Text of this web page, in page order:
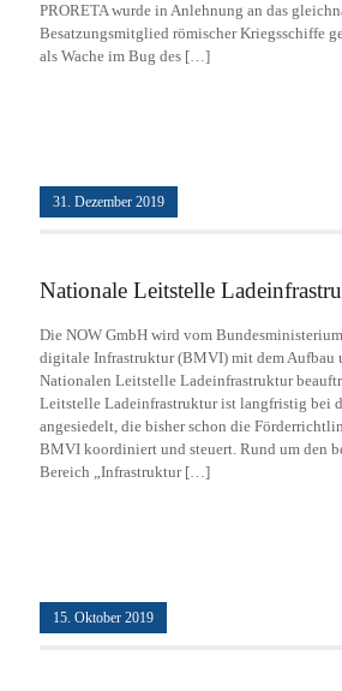
PRORETA wurde in Anlehnung an das
Besatzungsmitglied römischer Kriegsschiffe
als Wache im Bug des […]
31. Dezember 2019
Nationale Leitstelle
Die NOW GmbH wird vom
digitale Infrastruktur (BMVI) mit dem Aufbau
Nationalen Leitstelle Ladeinfrastruktur
Leitstelle Ladeinfrastruktur ist langfristig bei
angesiedelt, die bisher schon die
BMVI koordiniert und steuert. Rund um den
Bereich „Infrastruktur[…]
15. Oktober 2019